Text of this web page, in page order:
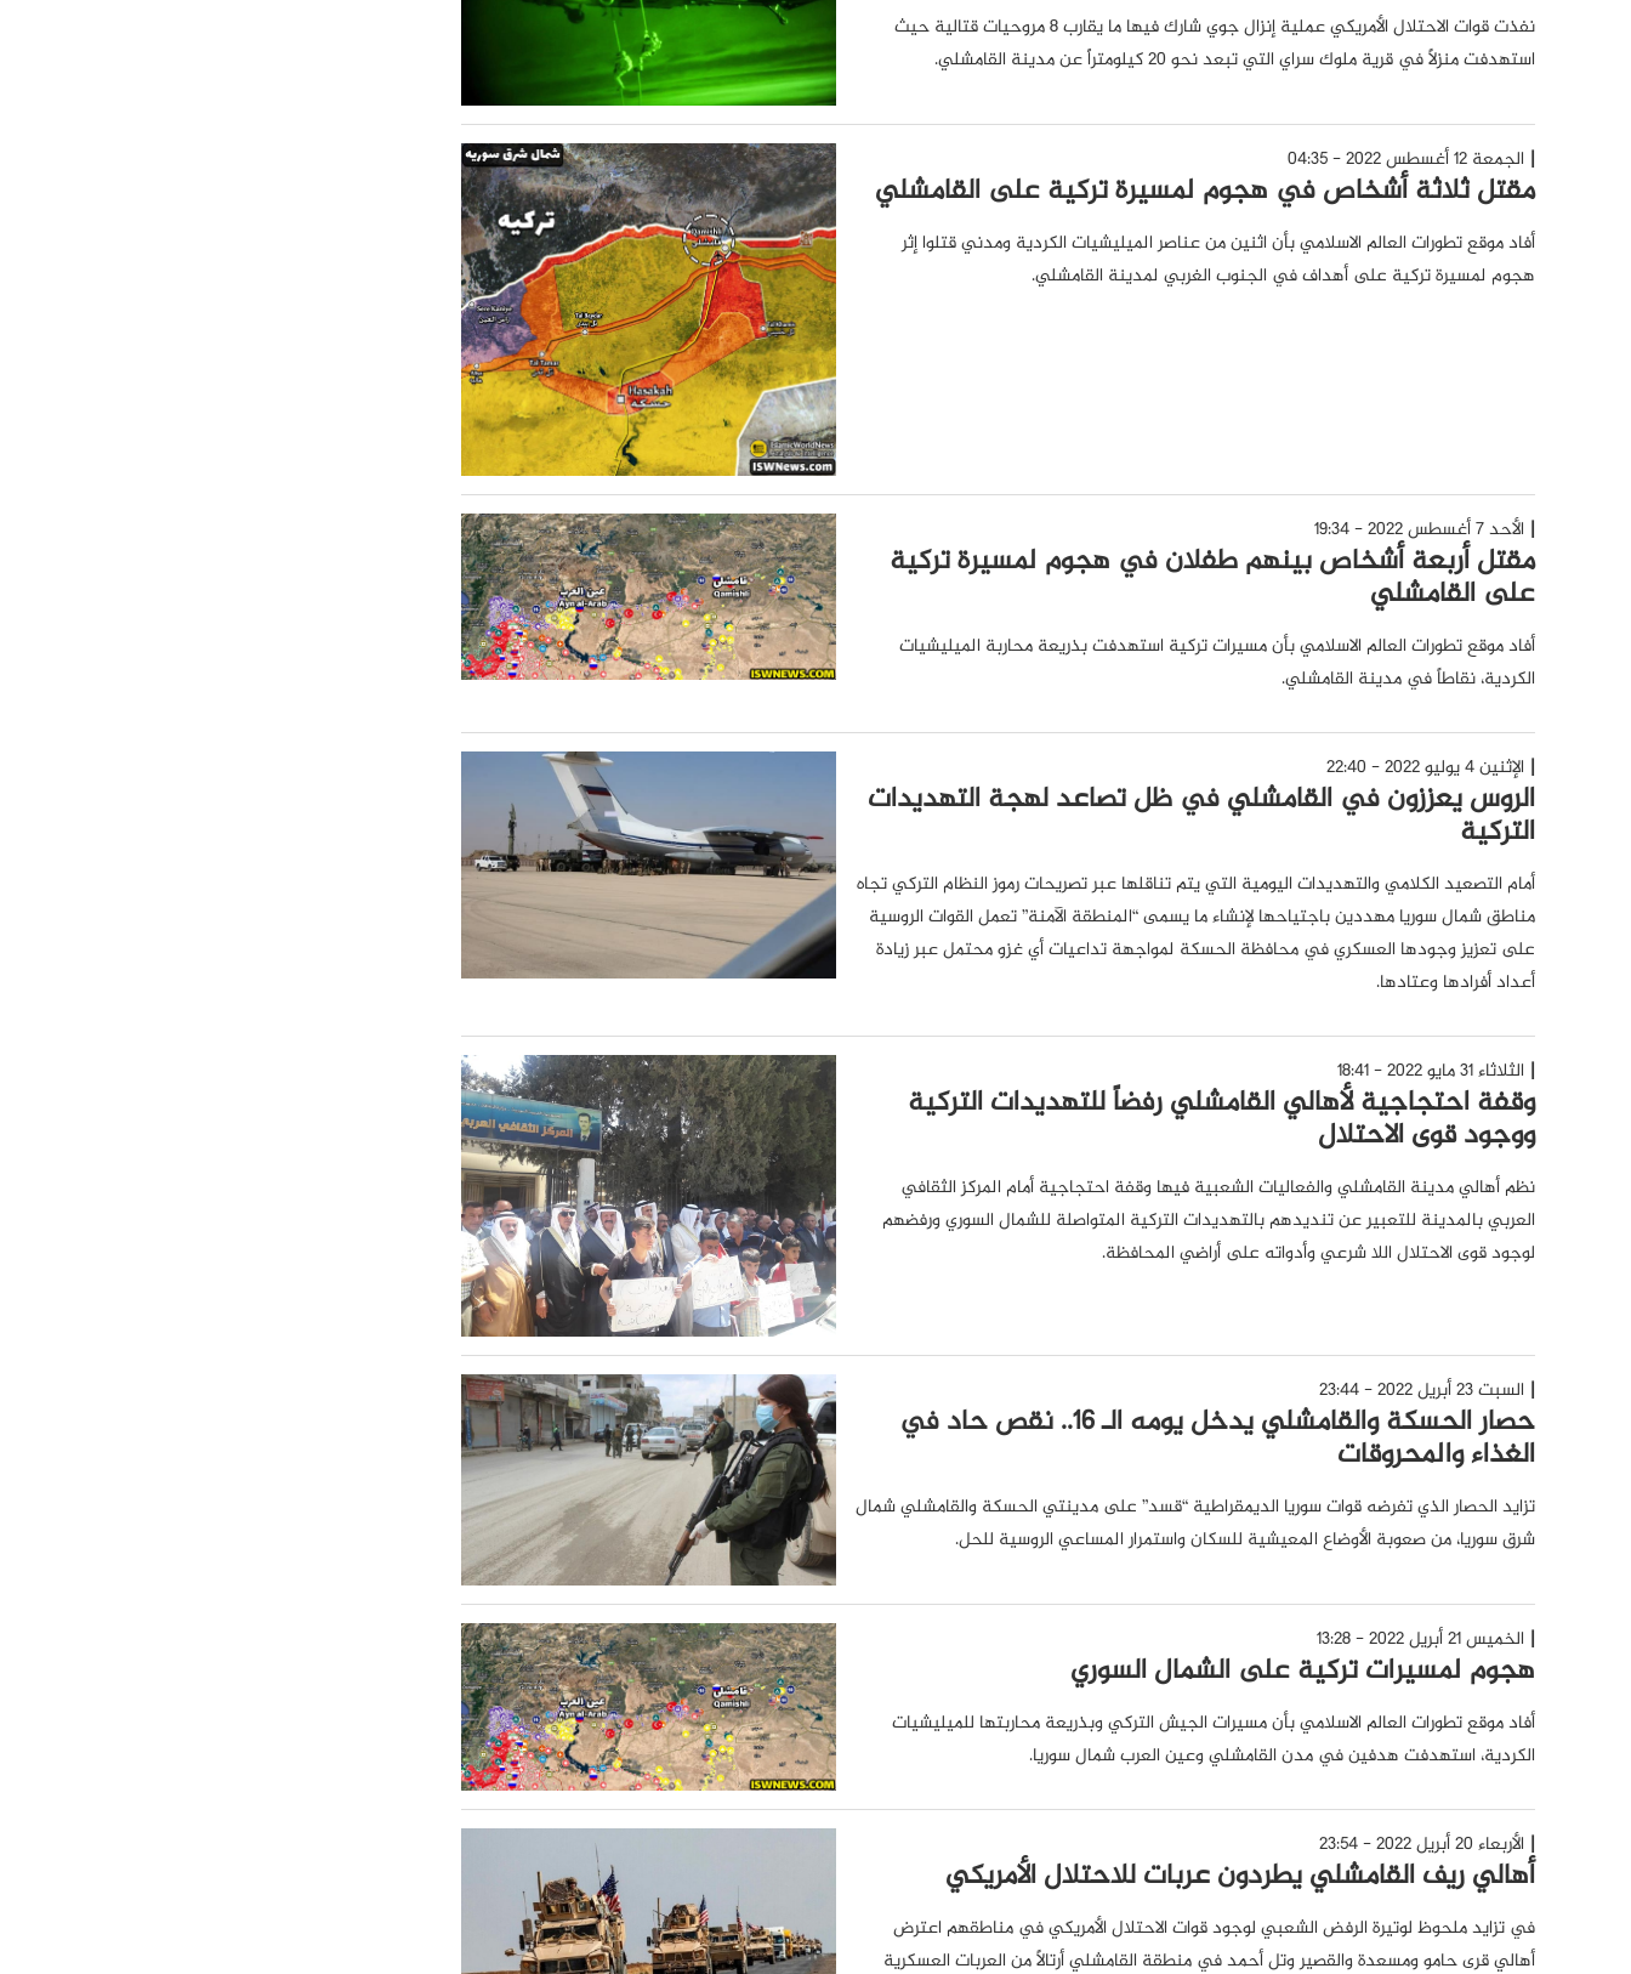
نفذت قوات الاحتلال الأمريكي عملية إنزال جوي شارك فيها ما يقارب 8 مروحيات قتالية حيث
استهدفت منزلاً في قرية ملوك سراي التي تبعد نحو 20 كيلومتراً عن مدينة القامشلي.
الجمعة 12 أغسطس 2022 - 04:35
مقتل ثلاثة أشخاص في هجوم لمسيرة تركية على القامشلي
أفاد موقع تطورات العالم الاسلامي بأن اثنين من عناصر الميليشيات الكردية ومدني قتلوا إثر
هجوم لمسيرة تركية على أهداف في الجنوب الغربي لمدينة القامشلي.
الأحد 7 أغسطس 2022 - 19:34
مقتل أربعة أشخاص بينهم طفلان في هجوم لمسيرة تركية
على القامشلي
أفاد موقع تطورات العالم الاسلامي بأن مسيرات تركية استهدفت بذريعة محاربة الميليشيات
الكردية، نقاطاً في مدينة القامشلي.
الإثنين 4 يوليو 2022 - 22:40
الروس يعززون في القامشلي في ظل تصاعد لهجة التهديدات
التركية
أمام التصعيد الكلامي والتهديدات اليومية التي يتم تناقلها عبر تصريحات رموز النظام التركي تجاه
مناطق شمال سوريا مهددين باجتياحها لإنشاء ما يسمى “المنطقة الآمنة” تعمل القوات الروسية
على تعزيز وجودها العسكري في محافظة الحسكة لمواجهة تداعيات أي غزو محتمل عبر زيادة
أعداد أفرادها وعتادها.
الثلاثاء 31 مايو 2022 - 18:41
وقفة احتجاجية لأهالي القامشلي رفضاً للتهديدات التركية
ووجود قوى الاحتلال
نظم أهالي مدينة القامشلي والفعاليات الشعبية فيها وقفة احتجاجية أمام المركز الثقافي
العربي بالمدينة للتعبير عن تنديدهم بالتهديدات التركية المتواصلة للشمال السوري ورفضهم
لوجود قوى الاحتلال اللا شرعي وأدواته على أراضي المحافظة.
السبت 23 أبريل 2022 - 23:44
حصار الحسكة والقامشلي يدخل يومه الـ 16.. نقص حاد في
الغذاء والمحروقات
تزايد الحصار الذي تفرضه قوات سوريا الديمقراطية “قسد” على مدينتي الحسكة والقامشلي شمال
شرق سوريا، من صعوبة الأوضاع المعيشية للسكان واستمرار المساعي الروسية للحل.
الخميس 21 أبريل 2022 - 13:28
هجوم لمسيرات تركية على الشمال السوري
أفاد موقع تطورات العالم الاسلامي بأن مسيرات الجيش التركي وبذريعة محاربتها للميليشيات
الكردية، استهدفت هدفين في مدن القامشلي وعين العرب شمال سوريا.
الأربعاء 20 أبريل 2022 - 23:54
أهالي ريف القامشلي يطردون عربات للاحتلال الأمريكي
في تزايد ملحوظ لوتيرة الرفض الشعبي لوجود قوات الاحتلال الأمريكي في مناطقهم اعترض
أهالي قرى حامو ومسعدة والقصير وتل أحمد في منطقة القامشلي أرتالاً من العربات العسكرية